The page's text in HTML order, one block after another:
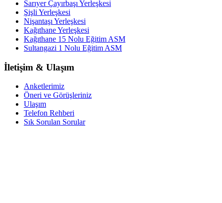
Sarıyer Çayırbaşı Yerleşkesi
Şişli Yerleşkesi
Nişantaşı Yerleşkesi
Kağıthane Yerleşkesi
Kağıthane 15 Nolu Eğitim ASM
Sultangazi 1 Nolu Eğitim ASM
İletişim & Ulaşım
Anketlerimiz
Öneri ve Görüşleriniz
Ulaşım
Telefon Rehberi
Sık Sorulan Sorular